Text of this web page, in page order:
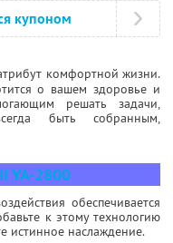
купоном
комфортной жизни.
о вашем здоровье и
решать задачи,
быть собранным,
YA-2800
обеспечивается
к этому технологию
истинное наслаждение.